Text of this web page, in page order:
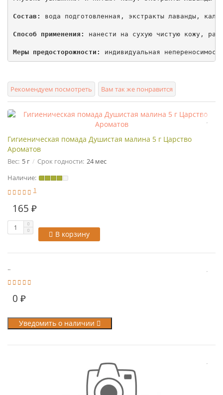
Состав: вода подготовленная, экстракты лаванды,
Способ применения: нанести на сухую чистую кожу,
Меры предосторожности: индивидуальная
Рекомендуем посмотреть Вам так же понравится
Гигиеническая помада Душистая малина 5 г Царство
Ароматов
Вес: 5 г Срок годности: 24 мес
Наличие:
1
165 ₽
В корзину
..
0 ₽
Уведомить о наличии